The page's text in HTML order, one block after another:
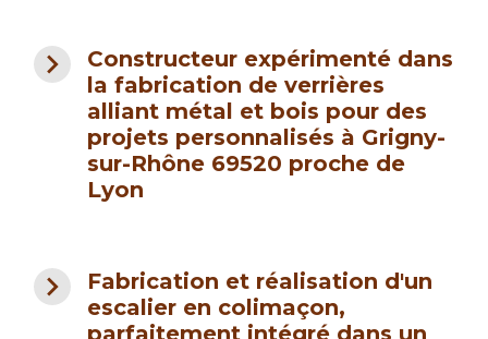
navigate_next
Constructeur expérimenté dans
la fabrication de verrières
alliant métal et bois pour des
projets personnalisés à Grigny-
sur-Rhône 69520 proche de
Lyon
navigate_next
Fabrication et réalisation d'un
escalier en colimaçon,